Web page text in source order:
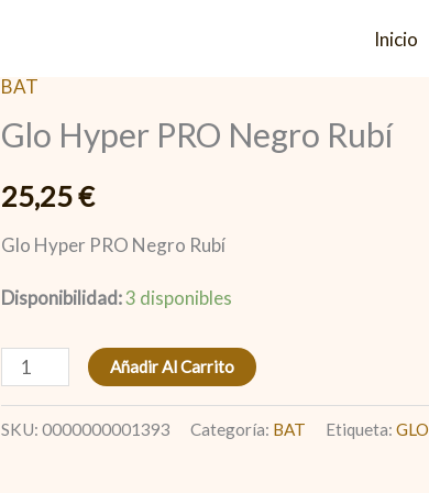
Inicio
BAT
Glo Hyper PRO Negro Rubí
25,25€
Glo Hyper PRO Negro Rubí
Disponibilidad:3 disponibles
Glo
Hyper
Negro
Añadir Al Carrito
SKU: 0000000001393 Categoría: BAT Etiqueta: GLO